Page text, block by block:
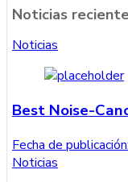
Noticias
Noticias
Best Noise-
Fecha de publicación:
Noticias